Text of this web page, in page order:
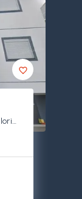
Ingleses do Rio Vermelho - Florianópolis/SC